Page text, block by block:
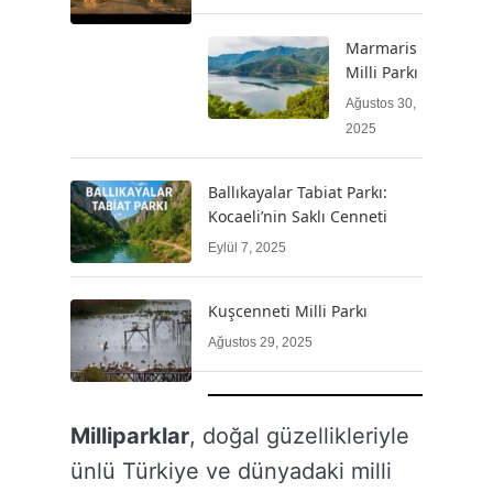
Marmaris
Milli Parkı
Ağustos 30,
2025
Ballıkayalar Tabiat Parkı:
Kocaeli’nin Saklı Cenneti
Eylül 7, 2025
Kuşcenneti Milli Parkı
Ağustos 29, 2025
Milliparklar, doğal güzellikleriyle
ünlü Türkiye ve dünyadaki milli